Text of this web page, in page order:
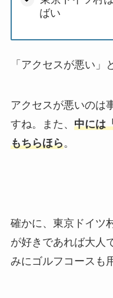
ばい
「アクセスが悪い」
アクセスが悪いのは
すね。また、 中には
もちらほら。
確かに、東京ドイツ
が好きであれば大人
みにゴルフコースも